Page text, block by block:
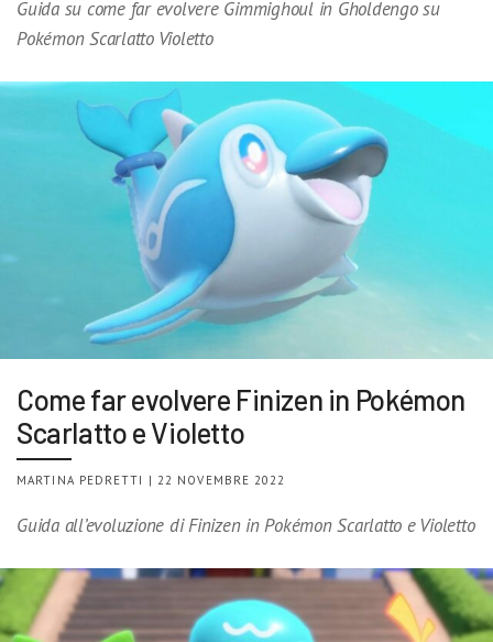
Guida su come far evolvere Gimmighoul in Gholdengo su
Pokémon Scarlatto Violetto
Come far evolvere Finizen in Pokémon
Scarlatto e Violetto
MARTINA PEDRETTI | 22 NOVEMBRE 2022
Guida all’evoluzione di Finizen in Pokémon Scarlatto e Violetto